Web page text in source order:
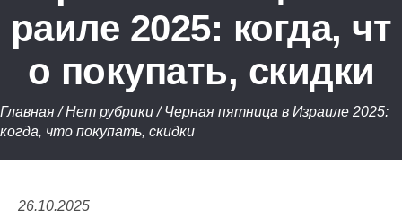
раиле 2025: когда, чт
о покупать, скидки
Главная /Нет рубрики /Черная пятница в Израиле 2025:
когда, что покупать, скидки
26.10.2025